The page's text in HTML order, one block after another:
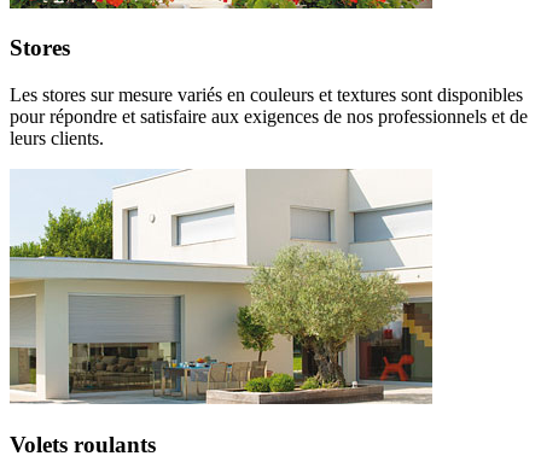
Stores
Les stores sur mesure variés en couleurs et textures sont disponibles
pour répondre et satisfaire aux exigences de nos professionnels et de
leurs clients.
Volets roulants